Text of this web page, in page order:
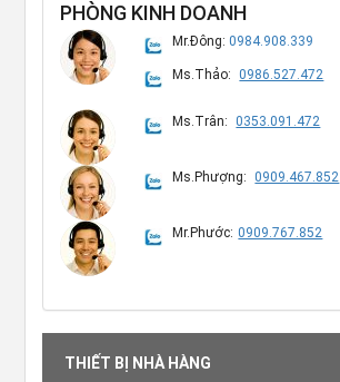
PHÒNG KINH DOANH
Mr.Đông:0984.908.339
Ms.Thảo: 0986.527.472
Ms.Trân: 0353.091.472
Ms.Phượng: 0909.467.852
Mr.Phước: 0909.767.852
THIẾT BỊ NHÀ HÀNG